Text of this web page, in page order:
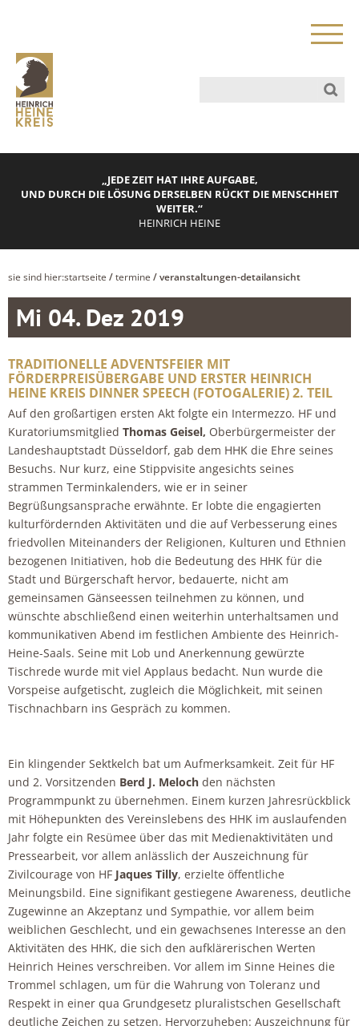
„JEDE ZEIT HAT IHRE AUFGABE,
UND DURCH DIE LÖSUNG DERSELBEN RÜCKT DIE MENSCHHEIT
WEITER.“
HEINRICH HEINE
sie sind hier:startseite /termine / veranstaltungen-detailansicht
Mi 04. Dez 2019
TRADITIONELLE ADVENTSFEIER MIT
FÖRDERPREISÜBERGABE UND ERSTER HEINRICH
HEINE KREIS DINNER SPEECH (FOTOGALERIE) 2. TEIL
Auf den großartigen ersten Akt folgte ein Intermezzo. HF und
Kuratoriumsmitglied Thomas Geisel, Oberbürgermeister der
Landeshauptstadt Düsseldorf, gab dem HHK die Ehre seines
Besuchs. Nur kurz, eine Stippvisite angesichts seines
strammen Terminkalenders, wie er in seiner
Begrüßungsansprache erwähnte. Er lobte die engagierten
kulturfördernden Aktivitäten und die auf Verbesserung eines
friedvollen Miteinanders der Religionen, Kulturen und Ethnien
bezogenen Initiativen, hob die Bedeutung des HHK für die
Stadt und Bürgerschaft hervor, bedauerte, nicht am
gemeinsamen Gänseessen teilnehmen zu können, und
wünschte abschließend einen weiterhin unterhaltsamen und
kommunikativen Abend im festlichen Ambiente des Heinrich-
Heine-Saals. Seine mit Lob und Anerkennung gewürzte
Tischrede wurde mit viel Applaus bedacht. Nun wurde die
Vorspeise aufgetischt, zugleich die Möglichkeit, mit seinen
Tischnachbarn ins Gespräch zu kommen.
Ein klingender Sektkelch bat um Aufmerksamkeit. Zeit für HF
und 2. Vorsitzenden Berd J. Meloch den nächsten
Programmpunkt zu übernehmen. Einem kurzen Jahresrückblick
mit Höhepunkten des Vereinslebens des HHK im auslaufenden
Jahr folgte ein Resümee über das mit Medienaktivitäten und
Pressearbeit, vor allem anlässlich der Auszeichnung für
Zivilcourage von HF Jaques Tilly, erzielte öffentliche
Meinungsbild. Eine signifikant gestiegene Awareness, deutliche
Zugewinne an Akzeptanz und Sympathie, vor allem beim
weiblichen Geschlecht, und ein gewachsenes Interesse an den
Aktivitäten des HHK, die sich den aufklärerischen Werten
Heinrich Heines verschreiben. Vor allem im Sinne Heines die
Trommel schlagen, um für die Wahrung von Toleranz und
Respekt in einer qua Grundgesetz pluralistschen Gesellschaft
deutliche Zeichen zu setzen. Hervorzuheben: Auszeichnung für